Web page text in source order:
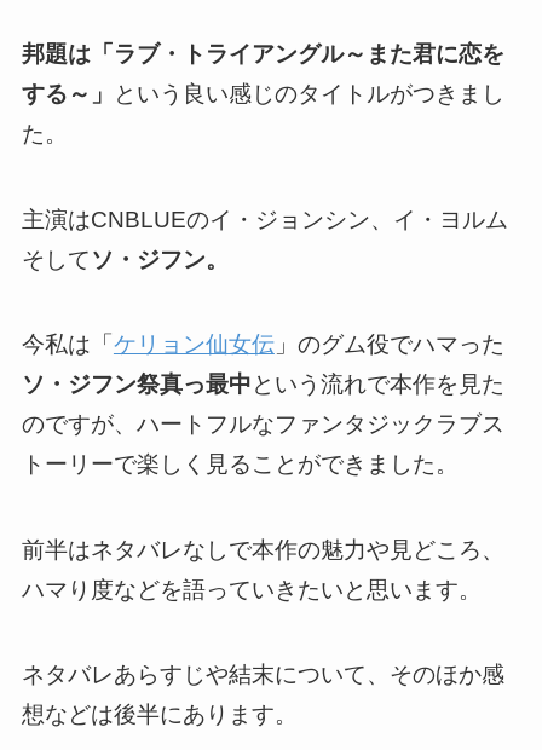
邦題は「ラブ・トライアングル～また君に恋を
する～」
という良い感じのタイトルがつきまし
た。
主演はCNBLUEのイ・ジョンシン、イ・ヨルム
そしてソ・ジフン。
今私は「 ケリョン仙女伝」のグム役でハマった
ソ・ジフン祭真っ最中という流れで本作を見た
のですが、 ハートフルなファンタジックラブス
トーリーで楽しく見ることができました。
前半はネタバレなしで本作の魅力や見どころ、
ハマり度などを語っていきたいと思います。
ネタバレあらすじや結末について、そのほか感
想などは後半にあります。